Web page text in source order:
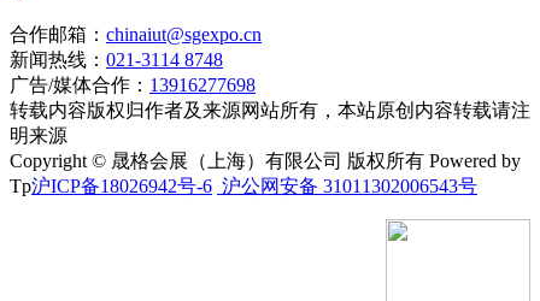
合作邮箱： chinaiut@sgexpo.cn
新闻热线： 021-3114 8748
广告/媒体合作： 13916277698
转载内容版权归作者及来源网站所有，本站原创内容转载请注
明来源
Copyright © 晟格会展（上海）有限公司 版权所有 Powered by
Tp沪ICP备18026942号-6 沪公网安备 31011302006543号